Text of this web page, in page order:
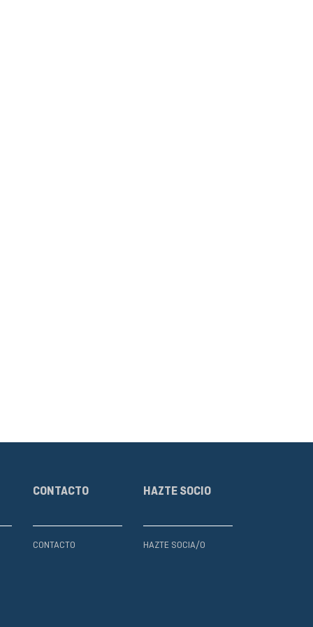
CONTACTO
CONTACTO
HAZTE SOCIO
HAZTE SOCIA/O